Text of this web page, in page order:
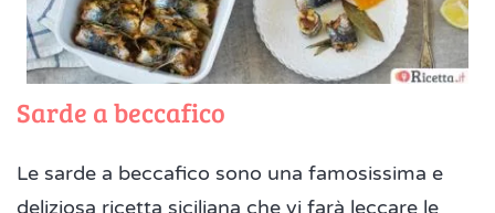
Sarde a beccafico
Le sarde a beccafico sono una famosissima e
deliziosa ricetta siciliana che vi farà leccare le